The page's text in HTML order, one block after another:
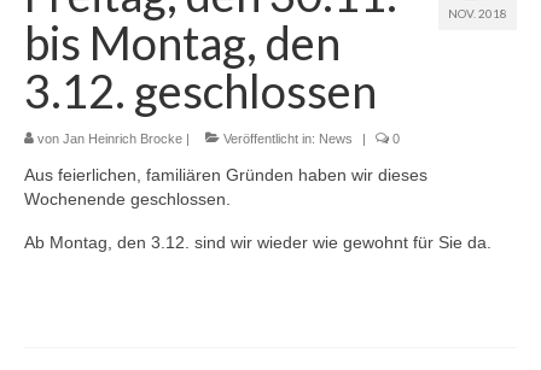
Über Uns
Kontakt
Unsere Leistungen
Brillenmode
Individuelle Brillenfassungen
NOV. 2018
bis Montag, den
3.12. geschlossen
von Jan Heinrich Brocke Veröffentlicht in: News 0
Aus feierlichen, familiären Gründen haben wir dieses
Wochenende geschlossen.
Ab Montag, den 3.12. sind wir wieder wie gewohnt für Sie da.